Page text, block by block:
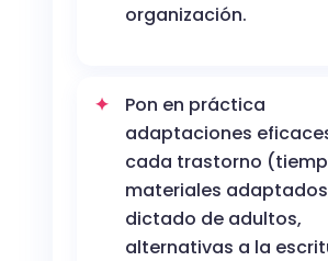
organización.
Pon en práctica
adaptaciones
cada trastorno
materiales
dictado de adultos,
alternativas a la